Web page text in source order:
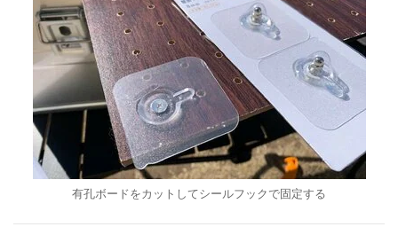
有孔ボードをカットしてシールフックで固定する